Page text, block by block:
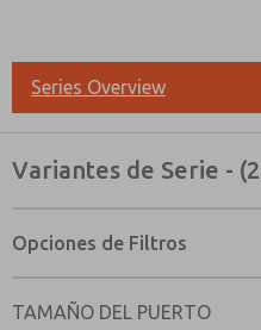
están diseñados para
micras para una
una filtración de precisión,
garantiza el aire más limpio
filtros de eliminación de
puede confiar en la
hidrocarburos. La gama de
drenajes externos
Series Overview
Variantes de Serie -
Opciones de Filtros
TAMAÑO DEL PUERTO
¿Método de Contacto
Correo Electrónico